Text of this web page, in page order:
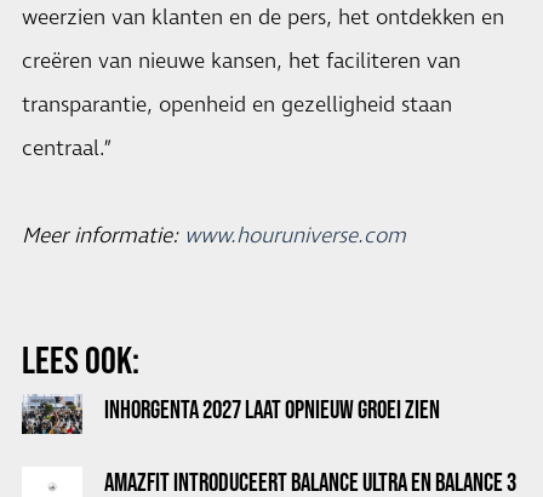
weerzien van klanten en de pers, het ontdekken en
creëren van nieuwe kansen, het faciliteren van
transparantie, openheid en gezelligheid staan ​​
centraal.”
Meer informatie: www.houruniverse.com
LEES OOK:
INHORGENTA 2027 LAAT OPNIEUW GROEI ZIEN
AMAZFIT INTRODUCEERT BALANCE ULTRA EN BALANCE 3